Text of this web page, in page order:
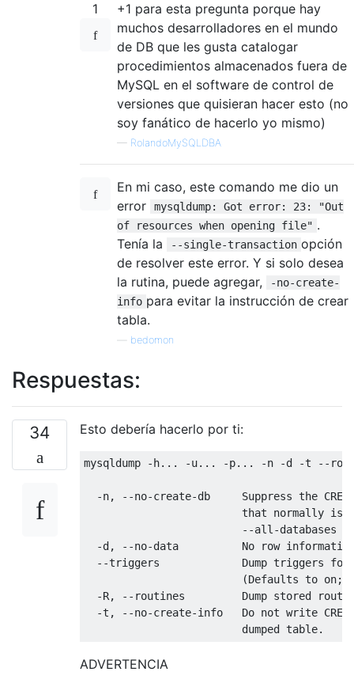
1
+1 para esta pregunta porque hay
muchos desarrolladores en el mundo
de DB que les gusta catalogar
procedimientos almacenados fuera de
MySQL en el software de control de
versiones que quisieran hacer esto (no
soy fanático de hacerlo yo mismo)
— RolandoMySQLDBA
En mi caso, este comando me dio un
error
mysqldump: Got error: 23: "Out
of resources when opening file" .
Tenía la
--single-transaction opción
de resolver este error. Y si solo desea
la rutina, puede agregar,
-no-create-
info para evitar la instrucción de crear
tabla.
bedomon
Respuestas:
34 Esto debería hacerlo por ti:
mysqldump - h... -u... -p... -n -d -t --
-n,
--no-create-db     Suppress the
                         that normally
is
--all-databases
-d ,
--no-data          No row
--triggers             Dump triggers for
(Defaults to on;
-R,
--routines         Dump stored
-t ,
--no-create-info   Do not write
                         dumped
table.
ADVERTENCIA